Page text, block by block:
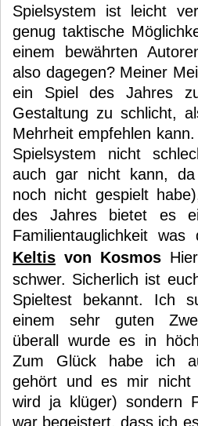
Spielsystem ist leicht
genug taktische
einem bewährten
also dagegen? Meiner
ein Spiel des Jahres
Gestaltung zu schlicht,
Mehrheit empfehlen
Spielsystem nicht
auch gar nicht kann,
noch nicht gespielt
des Jahres bietet es
Familientauglichkeit
Keltis von Kosmos
schwer. Sicherlich ist
Spieltest bekannt. Ich
einem sehr guten
überall wurde es in
Zum Glück habe ich
gehört und es mir nicht
wird ja klüger) sondern
war begeistert, dass ich